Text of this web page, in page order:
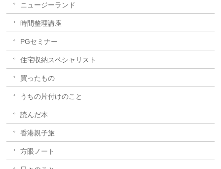
ニュージーランド
時間整理講座
PGセミナー
住宅収納スペシャリスト
買ったもの
うちの片付けのこと
読んだ本
香港親子旅
方眼ノート